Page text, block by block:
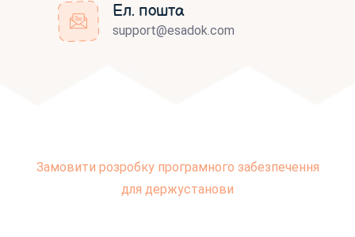
Ел. пошта
support@esadok.com
Замовити розробку програмного забезпечення
для держустанови